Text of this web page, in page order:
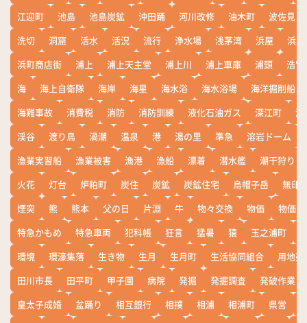
江迎町
池島 池島炭鉱 沖田踊 河川改修 油木町
波佐見
洗切
洞窟 活水 活況 流行 浄水場 浅茅湾 浜屋
浜
浜町商店街
浦上 浦上天主堂 浦上川 浦上車庫 浦頭
浩宮
海
海上自衛隊 海岸 海星 海水浴 海水浴場
海洋掘削船
海難事故
消費税 消防 消防訓練 液化石油ガス 深江町
淵
渓谷
渡り鳥 渦潮 温泉 港 湯の里 準急 溶岩ドーム
漁業実習船
漁業被害 漁港 漁船 漂着 潜水艦
潮干狩り
火花
灯台 炉粕町 炭住 炭鉱 炭鉱住宅 烏帽子岳
無印
煙突
熊 熊本 父の日 片淵 牛 物々交換 物価
物価高
特急かもめ
特急車両 犯科帳 狂言 猛暑 猿 玉之浦町
環境
環濠集落 生き物 生月 生月町 生活協同組合
用地売
田川市長
田平町 甲子園 病院 発掘 発掘調査
発破作業
皇太子成婚
盆踊り 相互銀行 相撲 相浦 相浦町 県営